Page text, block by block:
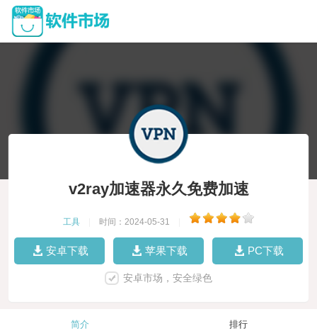
v2ray加速器永久免费加速
工具 时间：2024-05-31
安卓下载 苹果下载 PC下载
安卓市场，安全绿色
简介 排行